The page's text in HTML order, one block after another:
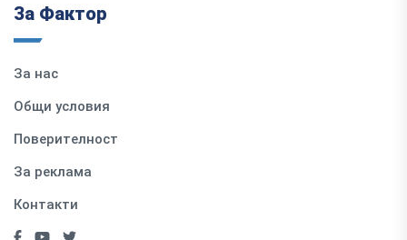
За Фактор
За нас
Общи условия
Поверителност
За реклама
Контакти